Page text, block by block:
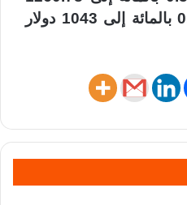
دولار، وهبط البلاديوم 0.1 بالمائة إلى 1043 دولار